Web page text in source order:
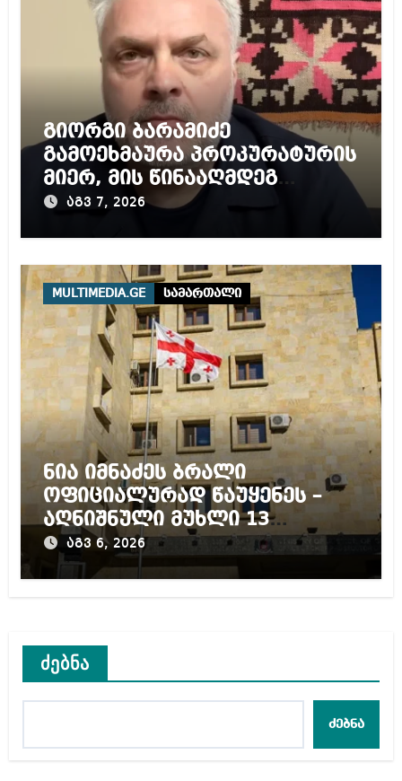
გიორგი ბარამიძე
გამოეხმაურა პროკურატურის
მიერ, მის წინააღმდეგ
დაწყებულ გამოძიებას
აგვ 7, 2026
MULTIMEDIA.GE სამართალი
ნია იმნაძეს ბრალი
ოფიციალურად წაუყენეს –
აღნიშნული მუხლი 13
წლამდე პატიმრობას
ითვალისწინებს
აგვ 6, 2026
ძებნა
ძებნა